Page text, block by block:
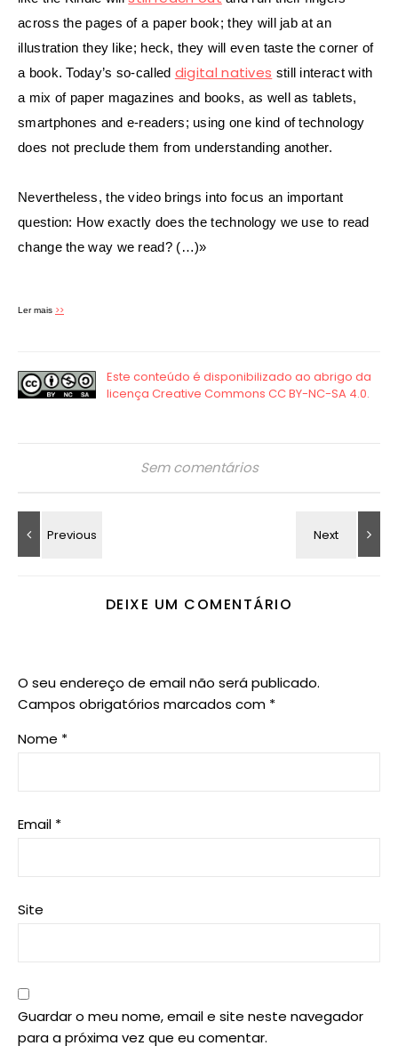
across the pages of a paper book; they will jab at an
illustration they like; heck, they will even taste the corner of
a book. Today’s so-called digital natives still interact with
a mix of paper magazines and books, as well as tablets,
smartphones and e-readers; using one kind of technology
does not preclude them from understanding another.
Nevertheless, the video brings into focus an important
question: How exactly does the technology we use to read
change the way we read? (…)»
Ler mais >>
Sem comentários
DEIXE UM COMENTÁRIO
O seu endereço de email não será publicado.
Campos obrigatórios marcados com *
Nome *
Email *
Site
Guardar o meu nome, email e site neste navegador
para a próxima vez que eu comentar.